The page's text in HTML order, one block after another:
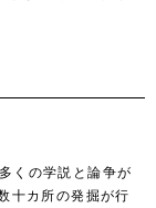
くの学説と論争が
十カ所の発掘が行